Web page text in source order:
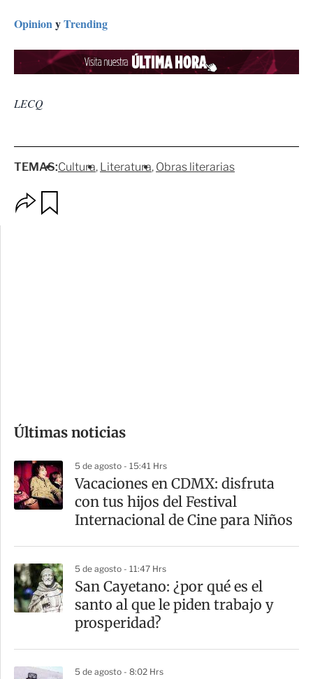
Opinion yTrending
LECQ
TEMAS:Cultura Literatura Obras literarias
p
m
a
r
t
Últimas noticias
5 de agosto - 15:41 Hrs
Vacaciones en CDMX: disfruta
con tus hijos del Festival
Internacional de Cine para Niños
5 de agosto - 11:47 Hrs
San Cayetano: ¿por qué es el
santo al que le piden trabajo y
prosperidad?
5 de agosto - 8:02 Hrs